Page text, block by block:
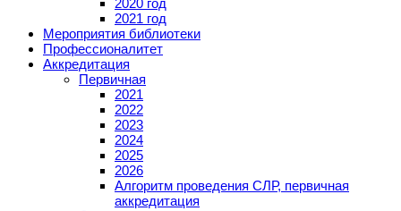
2020 год
2021 год
Мероприятия библиотеки
Профессионалитет
Аккредитация
Первичная
2021
2022
2023
2024
2025
2026
Алгоритм проведения СЛР, первичная
аккредитация